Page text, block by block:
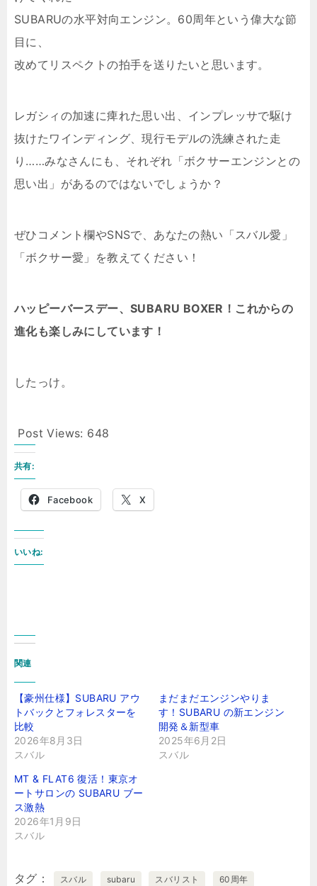
SUBARUの水平対向エンジン。60周年という偉大な節
目に、
改めてリスペクトの拍手を送りたいと思います。
レガシィの加速に痺れた思い出、インプレッサで駆け
抜けたワインディング、現行モデルの洗練された走
り……みなさんにも、それぞれ「ボクサーエンジンとの
思い出」があるのではないでしょうか？
ぜひコメント欄やSNSで、あなたの熱い「スバル愛」
「ボクサー愛」を教えてください！
ハッピーバースデー、SUBARU BOXER！これからの
進化も楽しみにしています！
したっけ。
Post Views: 648
共有:
Facebook X
いいね:
関連
【豪州仕様】SUBARU アウ
トバックとフォレスターを
比較
2026年8月3日
スバル
まだまだエンジンやりま
す！SUBARU の新エンジン
開発＆新型車
2025年6月2日
スバル
MT & FLAT6 復活！東京オ
ートサロンの SUBARU ブー
ス激熱
2026年1月9日
スバル
タグ スバル subaru スバリスト 60周年